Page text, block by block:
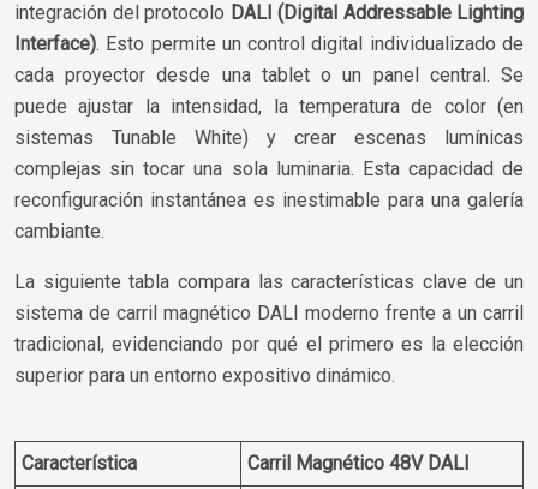
integración del protocolo DALI (Digital Addressable Lighting
Interface). Esto permite un control digital individualizado de
cada proyector desde una tablet o un panel central. Se
puede ajustar la intensidad, la temperatura de color (en
sistemas Tunable White) y crear escenas lumínicas
complejas sin tocar una sola luminaria. Esta capacidad de
reconfiguración instantánea es inestimable para una galería
cambiante.
La siguiente tabla compara las características clave de un
sistema de carril magnético DALI moderno frente a un carril
tradicional, evidenciando por qué el primero es la elección
superior para un entorno expositivo dinámico.
Característica Carril Magnético 48V DALI